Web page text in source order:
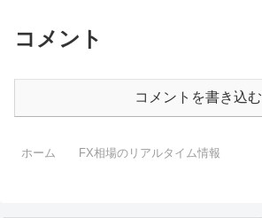
コメント
コメントを書き込む
ホーム FX相場のリアルタイム情報